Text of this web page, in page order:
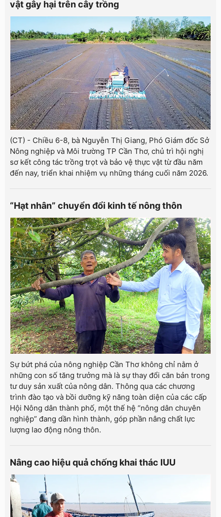
vật gây hại trên cây trồng
(CT) - Chiều 6-8, bà Nguyễn Thị Giang, Phó Giám đốc Sở
Nông nghiệp và Môi trường TP Cần Thơ, chủ trì hội nghị
sơ kết công tác trồng trọt và bảo vệ thực vật từ đầu năm
đến nay, triển khai nhiệm vụ những tháng cuối năm 2026.
“Hạt nhân” chuyển đổi kinh tế nông thôn
Sự bứt phá của nông nghiệp Cần Thơ không chỉ nằm ở
những con số tăng trưởng mà là sự thay đổi căn bản trong
tư duy sản xuất của nông dân. Thông qua các chương
trình đào tạo và bồi dưỡng kỹ năng toàn diện của các cấp
Hội Nông dân thành phố, một thế hệ “nông dân chuyên
nghiệp” đang dần hình thành, góp phần nâng chất lực
lượng lao động nông thôn.
Nâng cao hiệu quả chống khai thác IUU